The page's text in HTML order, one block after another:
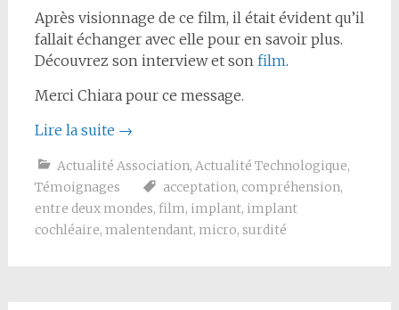
Après visionnage de ce film, il était évident qu’il
fallait échanger avec elle pour en savoir plus.
Découvrez son interview et son film.
Merci Chiara pour ce message.
Lire la suite →
Actualité Association, Actualité Technologique,
Témoignages
acceptation, compréhension,
entre deux mondes, film, implant, implant
cochléaire, malentendant, micro, surdité